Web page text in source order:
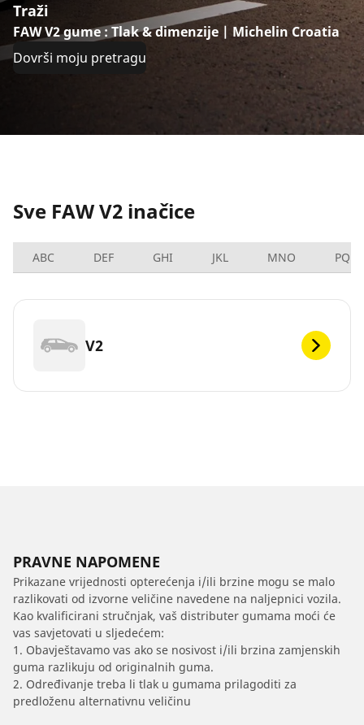
Traži
FAW V2 gume : Tlak & dimenzije | Michelin Croatia
Dovrši moju pretragu
Sve FAW V2 inačice
ABC DEF GHI JKL MNO PQRS
V2
PRAVNE NAPOMENE
Prikazane vrijednosti opterećenja i/ili brzine mogu se malo
razlikovati od izvorne veličine navedene na naljepnici vozila.
Kao kvalificirani stručnjak, vaš distributer gumama moći će
vas savjetovati u sljedećem:
1. Obavještavamo vas ako se nosivost i/ili brzina zamjenskih
guma razlikuju od originalnih guma.
2. Određivanje treba li tlak u gumama prilagoditi za
predloženu alternativnu veličinu